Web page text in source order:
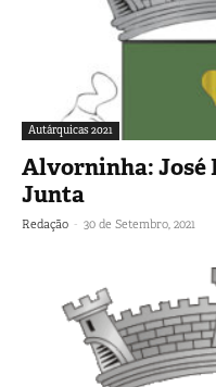
Autárquicas 2021
Alvorninha: José
Junta
Redação - 30 de Setembro, 2021